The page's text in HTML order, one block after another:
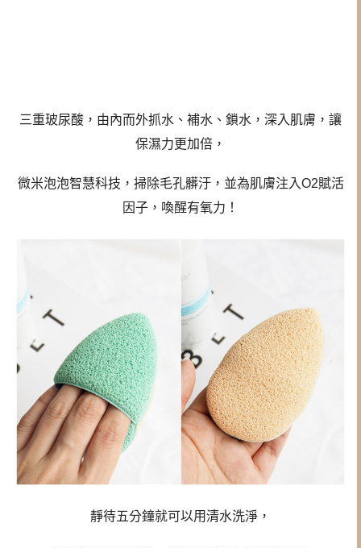
三重玻尿酸，由內而外抓水、補水、鎖水，深入肌膚，讓
保濕力更加倍，
微米泡泡智慧科技，掃除毛孔髒汙， 並為肌膚注入O2賦活
因子，喚醒有氧力！
靜待五分鐘就可以用清水洗淨，